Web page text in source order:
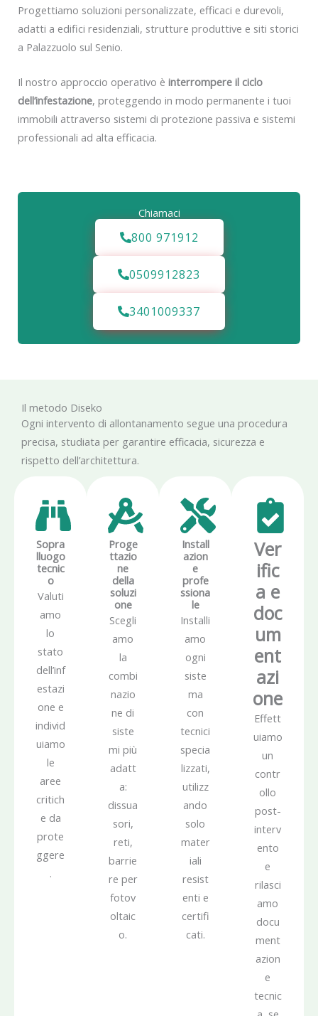
Progettiamo soluzioni personalizzate, efficaci e durevoli,
adatti a edifici residenziali, strutture produttive e siti storici
a Palazzuolo sul Senio.
Il nostro approccio operativo è interrompere il ciclo
dell’infestazione, proteggendo in modo permanente i tuoi
immobili attraverso sistemi di protezione passiva e sistemi
professionali ad alta efficacia.
Chiamaci
800 971912
0509912823
3401009337
Il metodo Diseko
Ogni intervento di allontanamento segue una procedura
precisa, studiata per garantire efficacia, sicurezza e
rispetto dell’architettura.
Sopra
lluogo
tecnic
o
Valuti
amo
lo
stato
dell’inf
estazi
one e
individ
uiamo
le
aree
critich
e da
prote
ggere
.
Proge
ttazio
ne
della
soluzi
one
Scegli
amo
la
combi
nazio
ne di
siste
mi più
adatt
a:
dissua
sori,
reti,
barrie
re per
fotov
oltaic
o.
Install
azion
e
profe
ssiona
le
Installi
amo
ogni
siste
ma
con
tecnici
specia
lizzati,
utilizz
ando
solo
mater
iali
resist
enti e
certifi
cati.
Ver
ific
a e
doc
um
ent
azi
one
Effett
uiamo
un
contr
ollo
post-
interv
ento
e
rilasci
amo
docu
ment
azion
e
tecnic